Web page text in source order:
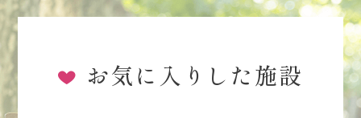
お気に入りした施設